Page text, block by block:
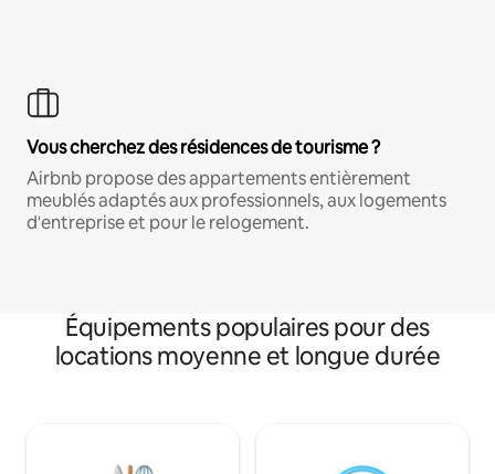
Vous cherchez des résidences de tourisme ?
Airbnb propose des appartements entièrement
meublés adaptés aux professionnels, aux logements
d'entreprise et pour le relogement.
Équipements populaires pour des
locations moyenne et longue durée